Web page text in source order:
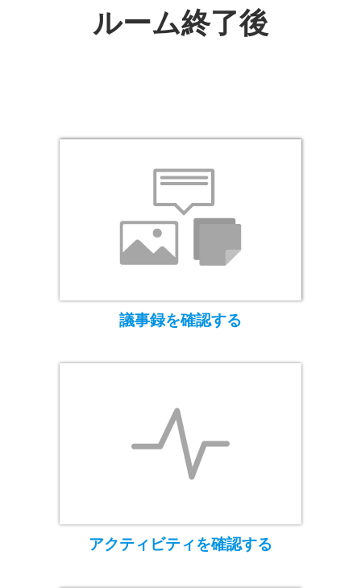
ルーム終了後
議事録を確認する
アクティビティを確認する